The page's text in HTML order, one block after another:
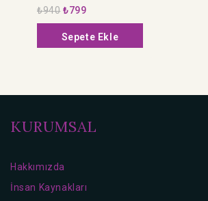
0
5
üzerinden
₺940 ₺799
Sepete Ekle
KURUMSAL
Hakkımızda
İnsan Kaynakları